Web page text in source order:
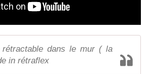
rétractable dans le mur ( la
in rétraflex